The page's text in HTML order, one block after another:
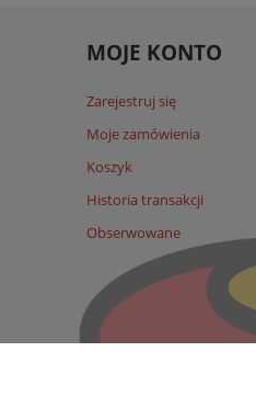
MOJE KONTO
Zarejestruj się
Moje zamówienia
Koszyk
Historia transakcji
Obserwowane